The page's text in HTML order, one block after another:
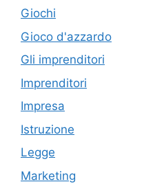
Giochi
Gioco d'azzardo
Gli imprenditori
Imprenditori
Impresa
Istruzione
Legge
Marketing